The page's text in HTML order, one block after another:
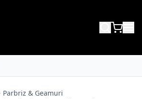
Parbriz & Geamuri